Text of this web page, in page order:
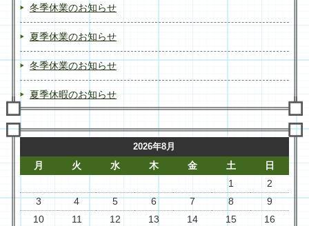
冬季休業のお知らせ
夏季休業のお知らせ
冬季休業のお知らせ
夏季休暇のお知らせ
2026年8月
月 火 水 木 金 土
日
1
2
3
4 5 6 7 8
9
10
11 12 13 14 15
16